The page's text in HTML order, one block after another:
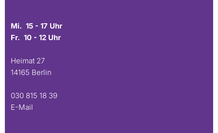
Mi. 15 - 17 Uhr
Fr. 10 - 12 Uhr
Heimat 27
14165 Berlin
030 815 18 39
E-Mail